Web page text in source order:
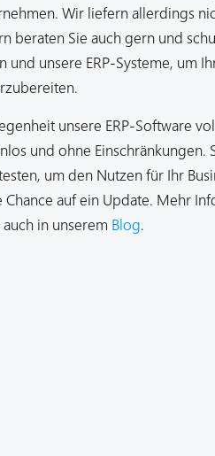
Wir liefern allerdings
beraten Sie auch gern und
und unsere ERP-Systeme, um
unsere ERP-Software
und ohne Einschränkungen.
um den Nutzen für Ihr
auf ein Update. Mehr
in unserem Blog.